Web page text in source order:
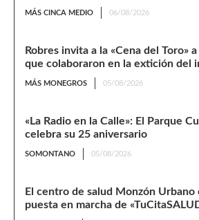
MÁS CINCA MEDIO 06/08/2026
Robres invita a la «Cena del Toro»
que colaboraron en la extición del
MÁS MONEGROS 05/08/2026
«La Radio en la Calle»: El Parque
celebra su 25 aniversario
SOMONTANO 05/08/2026
El centro de salud Monzón Urbano
puesta en marcha de